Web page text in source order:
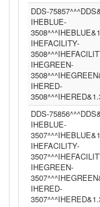
DDS-
IHEBLUE-
IHEFACILITY-
IHEGREEN-
IHERED-
DDS-
IHEBLUE-
IHEFACILITY-
IHEGREEN-
IHERED-